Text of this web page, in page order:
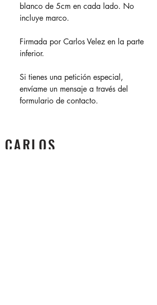
blanco de 5cm en cada lado. No
incluye marco.
Firmada por Carlos Velez en la parte
inferior.
Si tienes una petición especial,
envíame un mensaje a través del
formulario de contacto.
CARLOS